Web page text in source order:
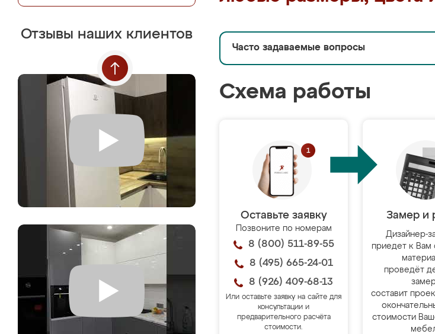
Отзывы наших клиентов
Часто задаваемые вопросы
Схема работы
Оставьте заявку
Позвоните по номерам
8 (800) 511-89-55
8 (495) 665-24-01
8 (926) 409-68-13
Или оставьте заявку на сайте для
консультации и
предварительного расчёта
стоимости.
Замер и
Дизайнер-
приедет к Вам
проведёт
составит
стоимости